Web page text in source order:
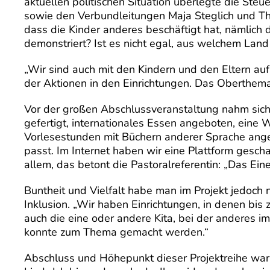
sowie den Verbundleitungen Maja Steglich und
dass die Kinder anderes beschäftigt hat,
demonstriert? Ist es nicht egal, aus welchem
„Wir sind auch mit den Kindern und den Eltern
der Aktionen in den Einrichtungen. Das
Vor der großen Abschlussveranstaltung nahm
gefertigt, internationales Essen angeboten, eine
Vorlesestunden mit Büchern anderer Sprache
passt. Im Internet haben wir eine Plattform
allem, das betont die Pastoralreferentin: „Das
Buntheit und Vielfalt habe man im Projekt
Inklusion. „Wir haben Einrichtungen, in denen
auch die eine oder andere Kita, bei der anderes
konnte zum Thema gemacht werden.“
Abschluss und Höhepunkt dieser Projektreihe